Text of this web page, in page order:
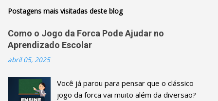
Postagens mais visitadas deste blog
Como o Jogo da Forca Pode Ajudar no
Aprendizado Escolar
abril 05, 2025
Você já parou para pensar que o clássico
jogo da forca vai muito além da diversão?